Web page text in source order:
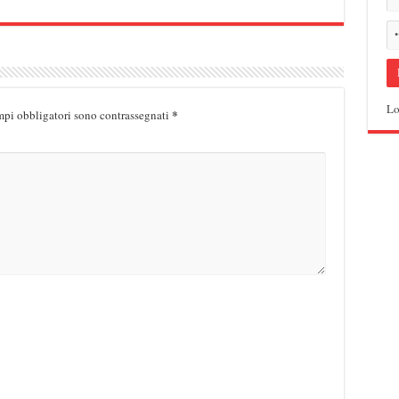
obbligatori sono contrassegnati *